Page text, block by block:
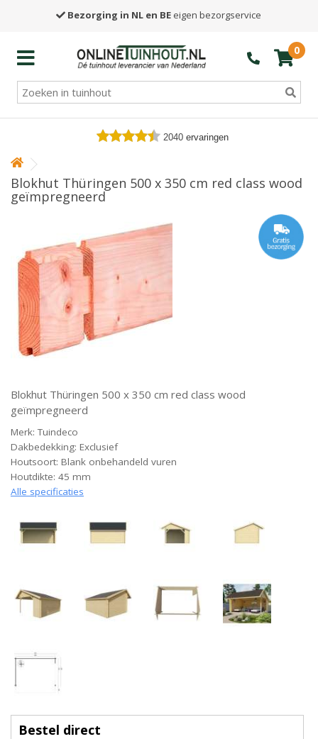
Bezorging in NL en BE eigen bezorgservice
0
2040 ervaringen
Blokhut Thüringen 500 x 350 cm red class wood
geïmpregneerd
Blokhut Thüringen 500 x 350 cm red class wood
geïmpregneerd
Merk: Tuindeco
Dakbedekking: Exclusief
Houtsoort: Blank onbehandeld vuren
Houtdikte: 45 mm
Alle specificaties
Bestel direct